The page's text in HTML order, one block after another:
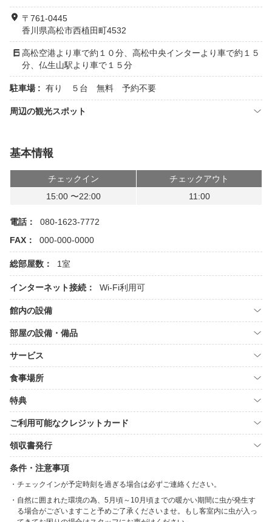
〒761-0445
香川県高松市西植田町4532
高松空港より車で約１０分、高松中央インターより車で約１５
分、仏生山駅より車で１５分
駐車場 : 有り ５台 無料 予約不要
周辺の観光スポット
基本情報
チェックイン
チェックアウト
15:00 〜22:00
11:00
電話：
080-1623-7772
FAX：
000-000-0000
総部屋数： 1室
インターネット接続： Wi-Fi利用可
館内の設備
部屋の設備・備品
サービス
食事場所
特典
ご利用可能なクレジットカード
領収書発行
条件・注意事項
チェックインが予定時刻を過ぎる場合は必ずご連絡ください。
自然に囲まれた環境の為、5月頃～10月頃までの暖かい期間に虫が発生す
る場合がございますこと予めご了承くださいませ。もし客室内に虫が入っ